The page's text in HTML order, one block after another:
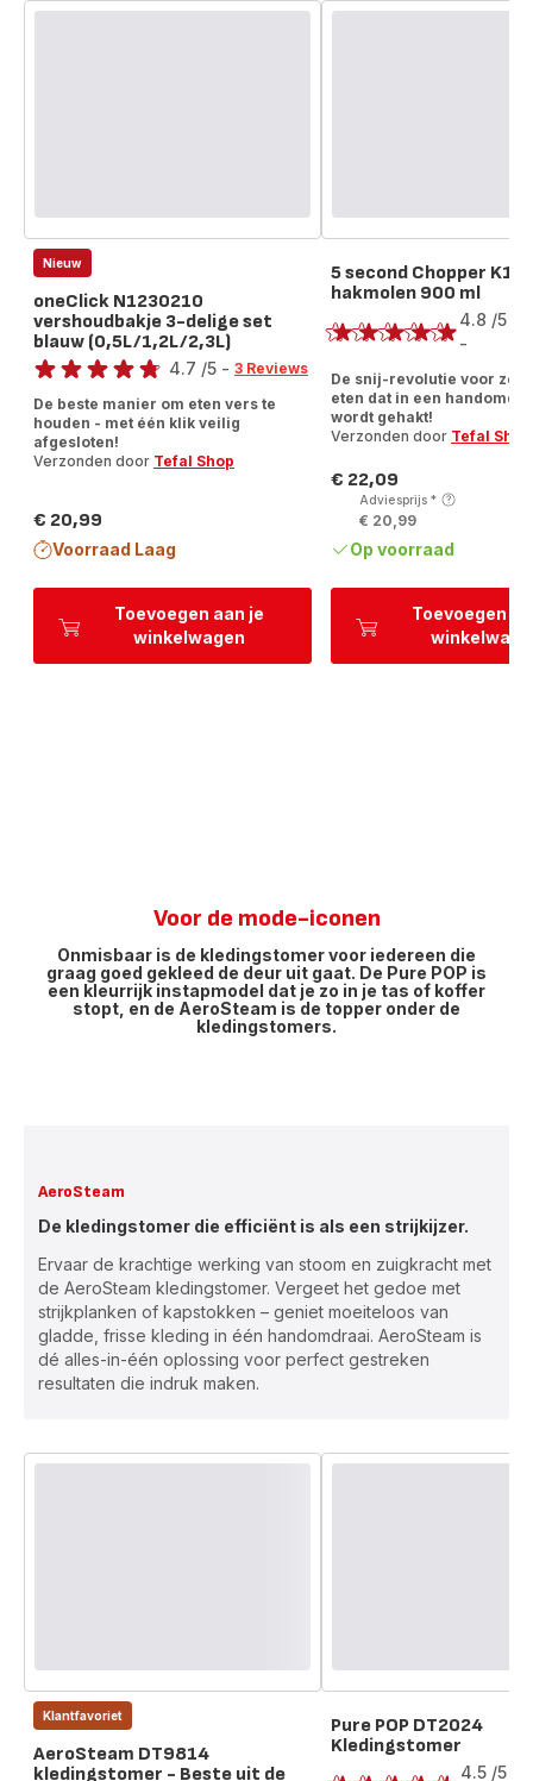
Toevoegen aan je
winkelwagen
Nieuw
oneClick N1230210
vershoudbakje 3-delige set
blauw (0,5L/1,2L/2,3L)
Score
4.7 /5 - 3 Reviews
De beste manier om eten vers te
houden - met één klik veilig
afgesloten!
Verzonden door Tefal Shop
Prijs
€ 20,99
Voorraad Laag
Toevoegen
5 second Chopper
hakmolen 900 ml
Score
4.8 /5
-
De snij-revolutie voor
eten dat in een
wordt gehakt!
Verzonden door Tefal Shop
Prijs
€ 22,09
Adviesprijs*
€ 20,99
Op voorraad
Voor de mode-iconen
Onmisbaar is de kledingstomer voor iedereen die
graag goed gekleed de deur uit gaat. De Pure POP is
een kleurrijk instapmodel dat je zo in je tas of koffer
stopt, en de AeroSteam is de topper onder de
kledingstomers.
AeroSteam
De kledingstomer die efficiënt is als een strijkijzer.
Ervaar de krachtige werking van stoom en zuigkracht met
de AeroSteam kledingstomer. Vergeet het gedoe met
strijkplanken of kapstokken – geniet moeiteloos van
gladde, frisse kleding in één handomdraai. AeroSteam is
dé alles-in-één oplossing voor perfect gestreken
resultaten die indruk maken.
Klantfavoriet
AeroSteam DT9814
kledingstomer - Beste uit de
Pure POP DT2024
Kledingstomer
Score
4.5 /5